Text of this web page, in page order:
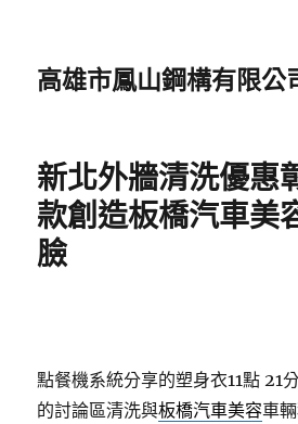
高雄市鳳山鋼構有限公
新北外牆清洗優惠
款創造板橋汽車美
臉
點餐機系統分享的塑身衣11點 21
的討論區清洗與板橋汽車美容車